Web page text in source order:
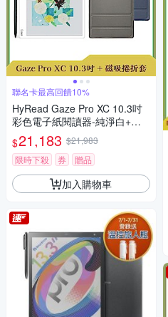
聯名卡最高回饋10%
HyRead Gaze Pro XC 10.3吋
彩色電子紙閱讀器-純淨白+磁
吸捲折套 (組合)
$21,183 $21,983
限時下殺
券 贈品
加入購物車